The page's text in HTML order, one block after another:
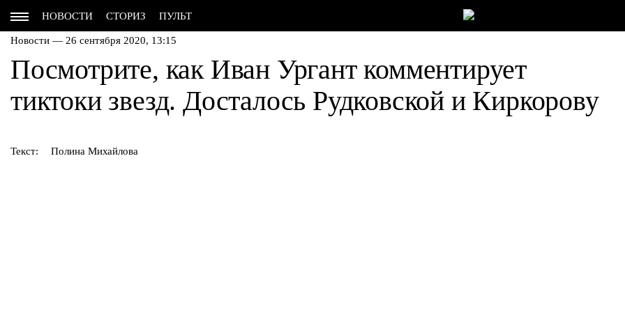
НОВОСТИ СТОРИЗ ПУЛЬТ
Новости — 26 сентября 2020, 13:15
Посмотрите, как Иван Ургант комментирует
тиктоки звезд. Досталось Рудковской и Киркорову
Текст: Полина Михайлова